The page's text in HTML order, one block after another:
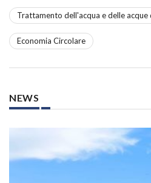
Trattamento dell'acqua e delle acque
Economia Circolare
NEWS